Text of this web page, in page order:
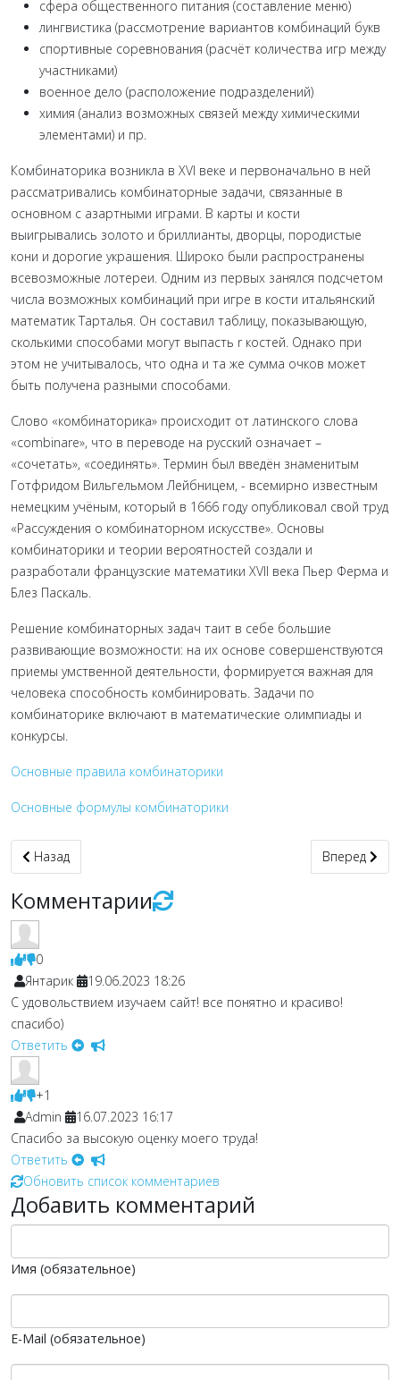
сфера общественного питания (составление меню)
лингвистика (рассмотрение вариантов комбинаций букв
спортивные соревнования (расчёт количества игр между
участниками)
военное дело (расположение подразделений)
химия (анализ возможных связей между химическими
элементами) и пр.
Комбинаторика возникла в XVI веке и первоначально в ней
рассматривались комбинаторные задачи, связанные в
основном с азартными играми. В карты и кости
выигрывались золото и бриллианты, дворцы, породистые
кони и дорогие украшения. Широко были распространены
всевозможные лотереи. Одним из первых занялся подсчетом
числа возможных комбинаций при игре в кости итальянский
математик Тарталья. Он составил таблицу, показывающую,
сколькими способами могут выпасть r костей. Однако при
этом не учитывалось, что одна и та же сумма очков может
быть получена разными способами.
Слово «комбинаторика» происходит от латинского слова
«combinare», что в переводе на русский означает –
«сочетать», «соединять». Термин был введён знаменитым
Готфридом Вильгельмом Лейбницем, - всемирно известным
немецким учёным, который в 1666 году опубликовал свой труд
«Рассуждения о комбинаторном искусстве». Основы
комбинаторики и теории вероятностей создали и
разработали французские математики XVII века Пьер Ферма и
Блез Паскаль.
Решение комбинаторных задач таит в себе большие
развивающие возможности: на их основе совершенствуются
приемы умственной деятельности, формируется важная для
человека способность комбинировать. Задачи по
комбинаторике включают в математические олимпиады и
конкурсы.
Основные правила комбинаторики
Основные формулы комбинаторики
Предыдущий: Итоги КИТ-2020
Назад Следующий:
Вперед
Комментарии
0
Янтарик
19.06.2023 18:26
С удовольствием изучаем сайт! все понятно и красиво!
спасибо)
Ответить
+1
Admin
16.07.2023 16:17
Спасибо за высокую оценку моего труда!
Ответить
Обновить список комментариев
Добавить комментарий
Имя (обязательное)
E-Mail (обязательное)